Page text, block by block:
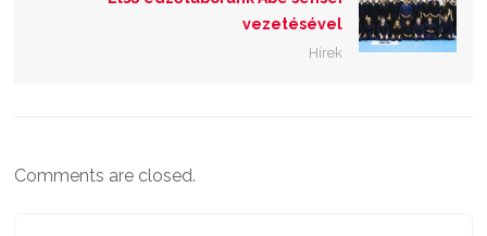
vezetésével
Hírek
Comments are closed.